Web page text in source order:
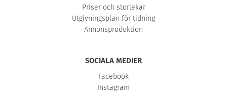
Priser och storlekar
Utgivningsplan för tidning
Annonsproduktion
SOCIALA MEDIER
Facebook
Instagram